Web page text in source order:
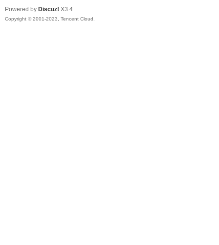
Powered by Discuz! X3.4
Copyright © 2001-2023, Tencent Cloud.